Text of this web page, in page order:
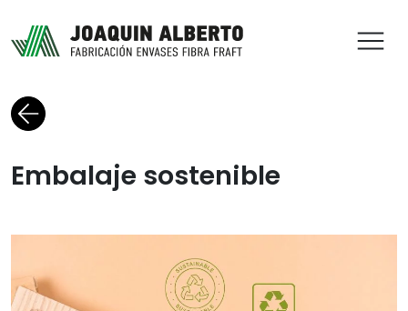
Volver al blog
Embalaje sostenible